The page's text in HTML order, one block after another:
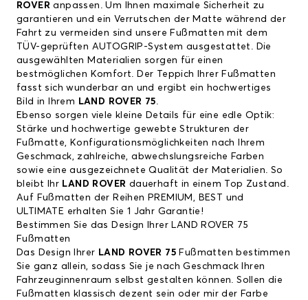
ROVERanpassen. Um Ihnen maximale Sicherheit zu
garantieren und ein Verrutschen der Matte während der
Fahrt zu vermeiden sind unsere Fußmatten mit dem
TÜV-geprüften AUTOGRIP-System ausgestattet. Die
ausgewählten Materialien sorgen für einen
bestmöglichen Komfort. Der Teppich Ihrer Fußmatten
fasst sich wunderbar an und ergibt ein hochwertiges
Bild in Ihrem LAND ROVER 75.
Ebenso sorgen viele kleine Details für eine edle Optik:
Stärke und hochwertige gewebte Strukturen der
Fußmatte, Konfigurationsmöglichkeiten nach Ihrem
Geschmack, zahlreiche, abwechslungsreiche Farben
sowie eine ausgezeichnete Qualität der Materialien. So
bleibt Ihr LAND ROVER dauerhaft in einem Top Zustand.
Auf Fußmatten der Reihen PREMIUM, BEST und
ULTIMATE erhalten Sie 1 Jahr Garantie!
Bestimmen Sie das Design Ihrer LAND ROVER 75
Fußmatten
Das Design Ihrer LAND ROVER 75 Fußmatten bestimmen
Sie ganz allein, sodass Sie je nach Geschmack Ihren
Fahrzeuginnenraum selbst gestalten können. Sollen die
Fußmatten klassisch dezent sein oder mir der Farbe